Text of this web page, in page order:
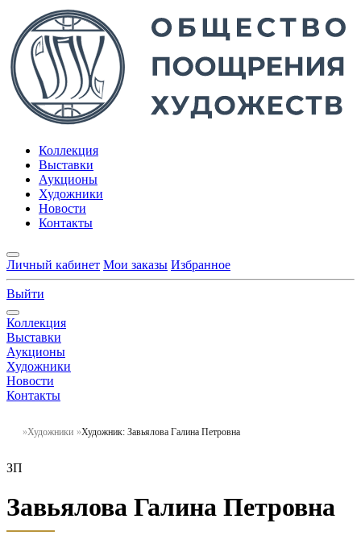
Коллекция
Выставки
Аукционы
Художники
Новости
Контакты
Личный кабинет Мои заказы Избранное
Выйти
Коллекция
Выставки
Аукционы
Художники
Новости
Контакты
Художники Художник: Завьялова Галина Петровна
ЗП
Завьялова Галина Петровна